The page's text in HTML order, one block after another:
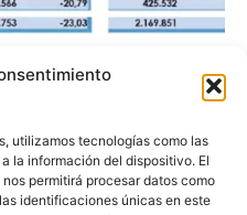
utilizamos tecnologías como las
la información del dispositivo. El
permitirá procesar datos como
identificaciones únicas en este
de
un 23% en